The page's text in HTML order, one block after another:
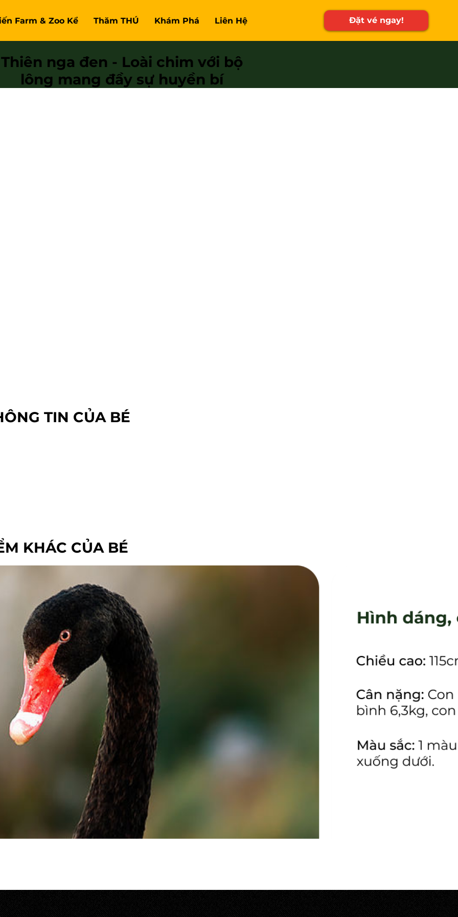
Farm & Zoo Kể Thăm THÚ Khám Phá Liên Hệ Đặt vé ngay!
Thiên nga đen - Loài chim với bộ
lông mang đầy sự huyền bí
TIN CỦA BÉ
KHÁC CỦA BÉ